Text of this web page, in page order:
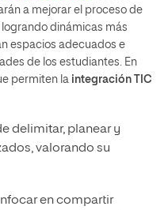
a mejorar el proceso de
dinámicas más
espacios adecuados e
de los estudiantes. En
permiten la integración TIC
delimitar, planear y
valorando su
en compartir